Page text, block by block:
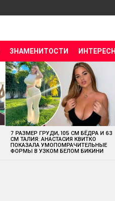
ЗНАМЕНИТОСТИ
7 РАЗМЕР ГРУДИ, 105 СМ БЁДРА И 63
СМ ТАЛИЯ: АНАСТАСИЯ КВИТКО
ПОКАЗАЛА УМОПОМРАЧИТЕЛЬНЫЕ
ФОРМЫ В УЗКОМ БЕЛОМ БИКИНИ